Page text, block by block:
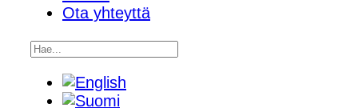
Ota yhteyttä